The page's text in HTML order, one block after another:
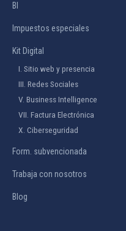
BI
Impuestos especiales
Kit Digital
I. Sitio web y presencia
III. Redes Sociales
V. Business Intelligence
VII. Factura Electrónica
X. Ciberseguridad
Form. subvencionada
Trabaja con nosotros
Blog